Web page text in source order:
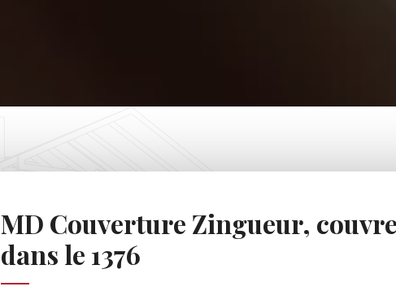
MD Couverture Zingueur,
dans le 1376